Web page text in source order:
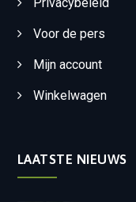
Voor de pers
Mijn account
Winkelwagen
LAATSTE NIEUWS